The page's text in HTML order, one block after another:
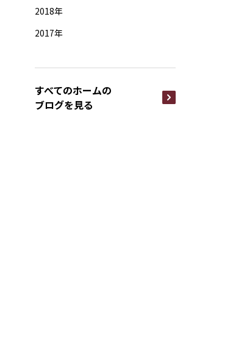
2018年
2017年
すべてのホームの
ブログを見る